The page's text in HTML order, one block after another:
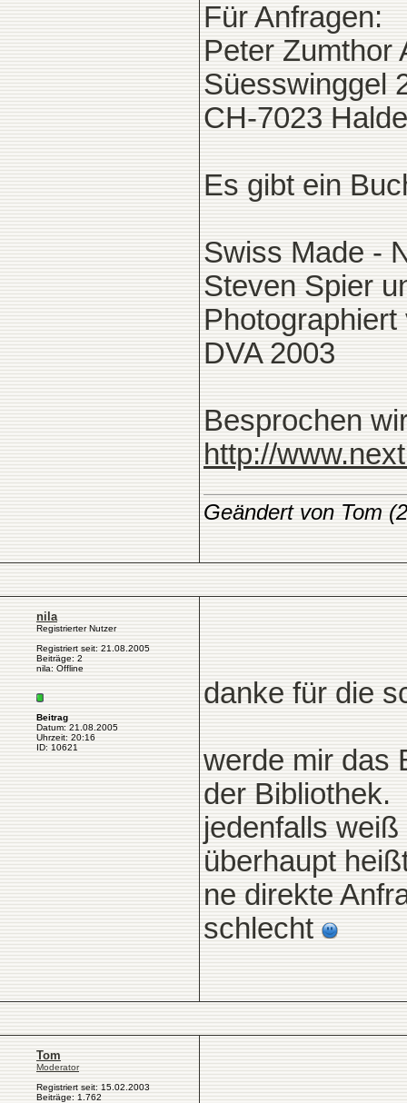
Für Anfragen:
Peter Zumthor
Süesswinggel
CH-7023
Es gibt ein
Swiss Made -
Steven Spier
DVA 2003
Besprochen
http://
Geändert von Tom
nila
Registrierter Nutzer
Registriert seit: 21.08.2005
Beiträge: 2
nila: Offline
Beitrag
Datum: 21.08.2005
Uhrzeit: 20:16
ID: 10621
danke für die
werde mir das
der Bibliothek.
jedenfalls
überhaupt
ne direkte
schlecht
Tom
Moderator
Registriert seit: 15.02.2003
Beiträge: 1.762